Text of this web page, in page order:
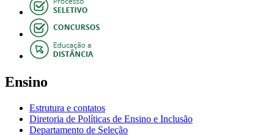
Ensino
Estrutura e contatos
Diretoria de Políticas de Ensino e Inclusão
Departamento de Seleção